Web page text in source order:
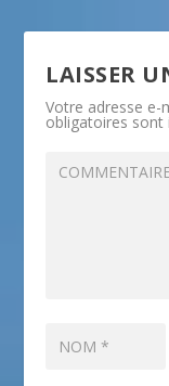
LAISSER
Votre adresse e-
obligatoires